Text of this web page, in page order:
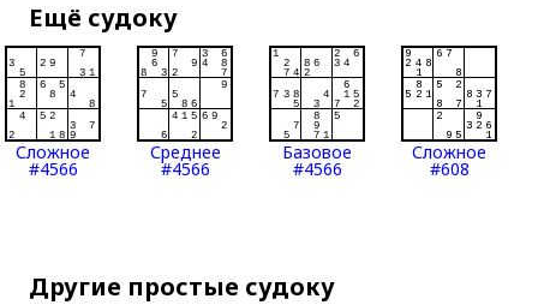
Ещё судоку
Сложное
#4566
Среднее
#4566
Базовое
#4566
Сложное
#608
Другие простые судоку